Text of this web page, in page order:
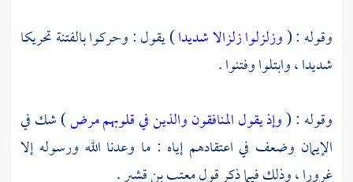
وقوله : (وزلزلوا زلزالا شديدا) يقول : وحركوا بالفتنة تحريكا
شديدا ، وابتلوا وفتنوا .
وقوله : (وإذ يقول المنافقون والذين في قلوبهم مرض) شك في
الإيمان وضعف في اعتقادهم إياه : ما وعدنا الله ورسوله إلا
غرورا ، وذلك فيما ذكر قول معتب بن قشير .